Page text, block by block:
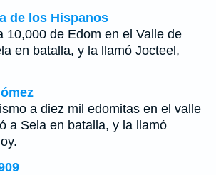
de los Hispanos
10,000 de Edom en el Valle de
en batalla, y la llamó Jocteel,
a diez mil edomitas en el valle
a Sela en batalla, y la llamó